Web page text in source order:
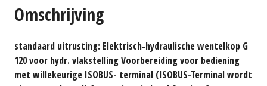
Omschrijving
standaard uitrusting: Elektrisch-hydraulische wentelkop G
120 voor hydr. vlakstelling Voorbereiding voor bediening
met willekeurige ISOBUS- terminal (ISOBUS-Terminal wordt